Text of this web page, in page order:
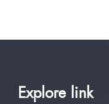
Explore link